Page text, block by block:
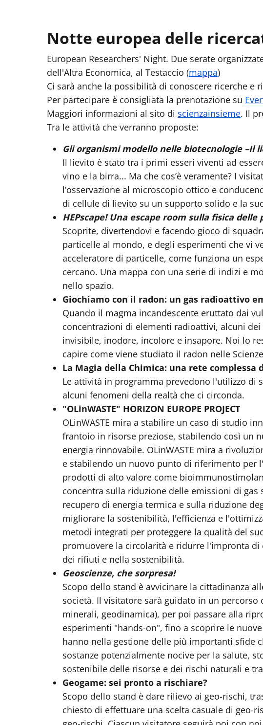
Notte europea delle
European Researchers' Night. Due serate
dell'Altra Economica, al Testaccio (mappa)
Ci sarà anche la possibilità di conoscere ricerche
Per partecipare è consigliata la prenotazione su
Maggiori informazioni al sito di scienzainsieme. Il
Tra le attività che verranno proposte:
Gli organismi modello nelle biotecnologie –Il
Il lievito è stato tra i primi esseri viventi ad
vino e la birra... Ma che cos’è veramente? I
l’osservazione al microscopio ottico e
di cellule di lievito su un supporto solido e la
HEPscape! Una escape room sulla fisica delle
Scoprite, divertendovi e facendo gioco di
particelle al mondo, e degli esperimenti che vi
acceleratore di particelle, come funziona un
cercano. Una mappa con una serie di indizi e
nello spazio.
Giochiamo con il radon: un gas radioattivo
Quando il magma incandescente eruttato dai
concentrazioni di elementi radioattivi, alcuni
invisibile, inodore, incolore e insapore. Noi lo
capire come viene studiato il radon nelle
La Magia della Chimica: una rete complessa
Le attività in programma prevedono l'utilizzo
alcuni fenomeni della realtà che ci circonda.
"OLinWASTE" HORIZON EUROPE PROJECT
OLinWASTE mira a stabilire un caso di studio
frantoio in risorse preziose, stabilendo così un
energia rinnovabile. OLinWASTE mira a
e stabilendo un nuovo punto di riferimento per
prodotti di alto valore come
concentra sulla riduzione delle emissioni di
recupero di energia termica e sulla riduzione
migliorare la sostenibilità, l'efficienza e
metodi integrati per proteggere la qualità del
promuovere la circolarità e ridurre l'impronta
dei rifiuti e nella sostenibilità.
Geoscienze, che sorpresa!
Scopo dello stand è avvicinare la cittadinanza
società. Il visitatore sarà guidato in un
minerali, geodinamica), per poi passare alla
esperimenti "hands-on", fino a scoprire le
hanno nella gestione delle più importanti sfide
sostanze potenzialmente nocive per la salute,
sostenibile delle risorse e dei rischi naturali e
Geogame: sei pronto a rischiare?
Scopo dello stand è dare rilievo ai geo-rischi,
chiesto di effettuare una scelta casuale di geo-